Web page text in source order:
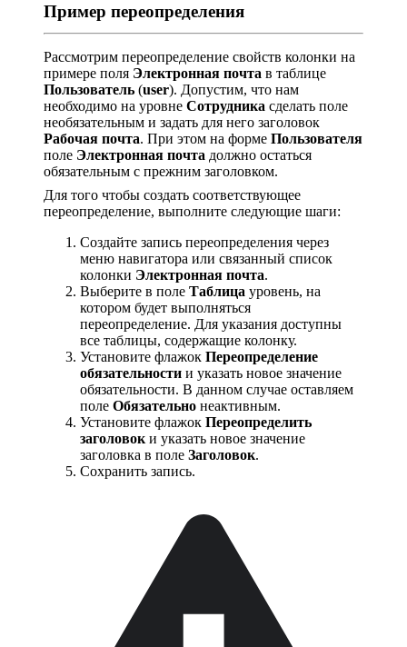
Пример переопределения
Рассмотрим переопределение свойств колонки на
примере поля Электронная почта в таблице
Пользователь (user). Допустим, что нам
необходимо на уровне Сотрудника сделать поле
необязательным и задать для него заголовок
Рабочая почта. При этом на форме Пользователя
поле Электронная почта должно остаться
обязательным c прежним заголовком.
Для того чтобы создать соответствующее
переопределение, выполните следующие шаги:
Создайте запись переопределения через
меню навигатора или связанный список
колонки Электронная почта.
Выберите в поле Таблица уровень, на
котором будет выполняться
переопределение. Для указания доступны
все таблицы, содержащие колонку.
Установите флажок Переопределение
обязательности и указать новое значение
обязательности. В данном случае оставляем
поле Обязательно неактивным.
Установите флажок Переопределить
заголовок и указать новое значение
заголовка в поле Заголовок.
Сохранить запись.